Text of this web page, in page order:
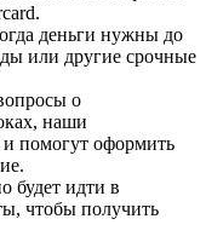
деньги нужны до
или другие срочные
о
наши
и помогут оформить
будет идти в
чтобы получить